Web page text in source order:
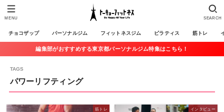
チョコザップ パーソナルジム フィットネスジム ピラティス 筋トレ
SEARCH
MENU
編集部がおすすめする東京都パーソナルジム特集はこちら！
パワーリフティング
筋トレ インタビュー